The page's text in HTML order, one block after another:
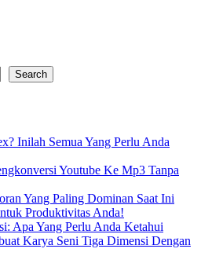
Search
Inilah Semua Yang Perlu Anda
Youtube Ke Mp3 Tanpa
Yang Paling Dominan Saat Ini
Produktivitas Anda!
Apa Yang Perlu Anda Ketahui
Karya Seni Tiga Dimensi Dengan